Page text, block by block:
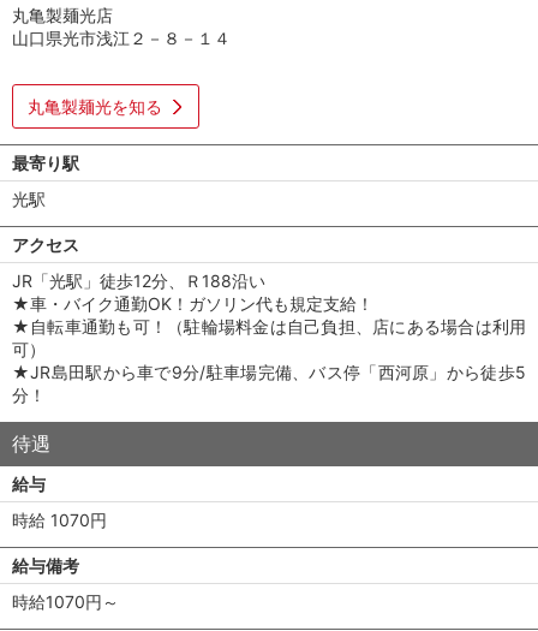
丸亀製麺光店
山口県光市浅江２－８－１４
丸亀製麺光を知る
最寄り駅
光駅
アクセス
JR「光駅」徒歩12分、Ｒ188沿い
★車・バイク通勤OK！ガソリン代も規定支給！
★自転車通勤も可！（駐輪場料金は自己負担、店にある場合は利用
可）
★JR島田駅から車で9分/駐車場完備、バス停「西河原」から徒歩5
分！
待遇
給与
時給 1070円
給与備考
時給1070円～